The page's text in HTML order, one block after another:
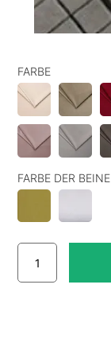
FARBE
FARBE DER BEINE